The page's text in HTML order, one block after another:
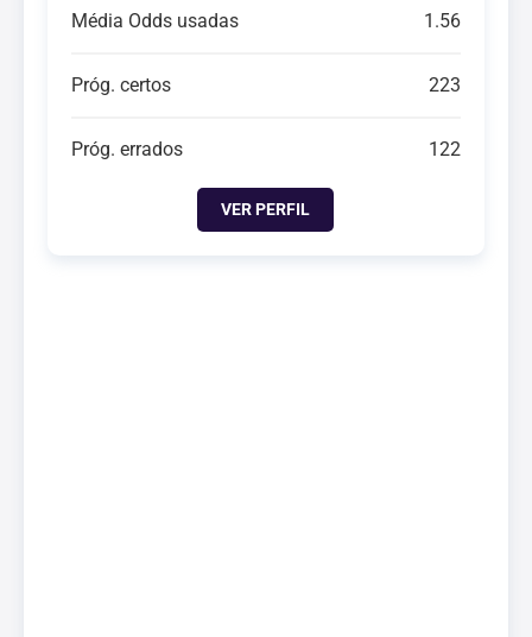
Média Odds usadas 1.56
Próg. certos 223
Próg. errados 122
VER PERFIL